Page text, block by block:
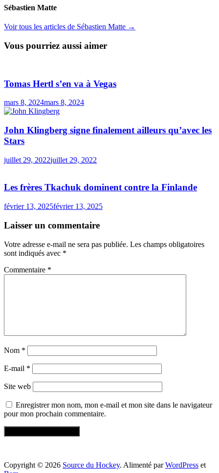
Sébastien Matte
Voir tous les articles de Sébastien Matte →
Vous pourriez aussi aimer
Tomas Hertl s’en va à Vegas
mars 8, 2024mars 8, 2024
John Klingberg signe finalement ailleurs qu’avec les
Stars
juillet 29, 2022juillet 29, 2022
Les frères Tkachuk dominent contre la Finlande
février 13, 2025février 13, 2025
Laisser un commentaire
Votre adresse e-mail ne sera pas publiée. Les champs obligatoires
sont indiqués avec *
Commentaire *
Nom *
E-mail *
Site web
Enregistrer mon nom, mon e-mail et mon site dans le navigateur
pour mon prochain commentaire.
Copyright © 2026 Source du Hockey. Alimenté parWordPress et